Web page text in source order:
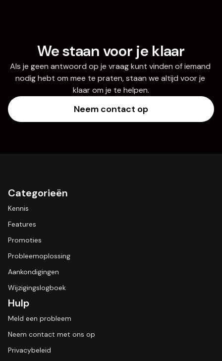
We staan voor je klaar
Als je geen antwoord op je vraag kunt vinden of iemand
nodig hebt om mee te praten, staan we altijd voor je
klaar om je te helpen.
Neem contact op
Categorieën
Kennis
Features
Promoties
Probleemoplossing
Aankondigingen
Wijzigingslogboek
Hulp
Meld een probleem
Neem contact met ons op
Privacybeleid